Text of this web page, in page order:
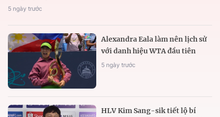
5 ngày trước
Alexandra Eala làm nên lịch sử
với danh hiệu WTA đầu tiên
5 ngày trước
HLV Kim Sang-sik tiết lộ bí